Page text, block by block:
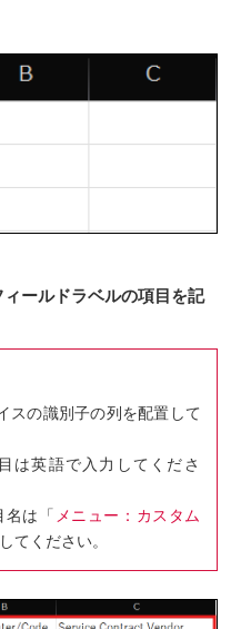
ールドラベルの項目を記
スの識別子の列を配置して
は英語で入力してくださ
名は「 メニュー：カスタム
てください。